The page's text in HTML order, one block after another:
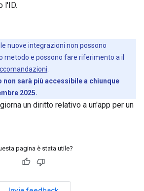
l'ID.
le nuove integrazioni non possono
metodo e possono fare riferimento a il
non sarà più accessibile a chiunque
2025.
un diritto relativo a un'app per un
pagina è stata utile?